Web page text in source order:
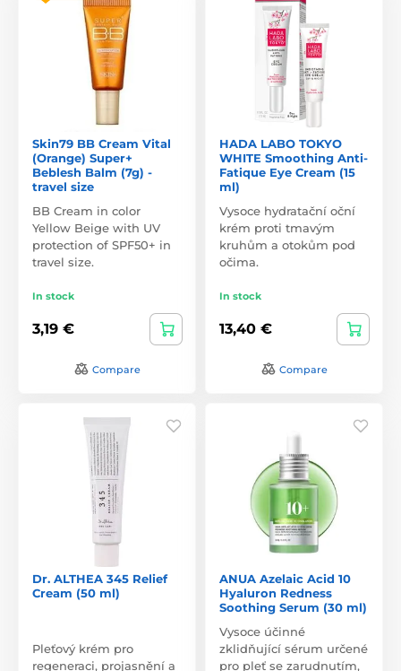
Skin79 BB Cream Vital
(Orange) Super+
Beblesh Balm (7g) -
travel size
BB Cream in color
Yellow Beige with UV
protection of SPF50+ in
travel size.
In stock
3,19 €
Compare
HADA LABO TOKYO
WHITE Smoothing Anti-
Fatique Eye Cream (15
ml)
Vysoce hydratační oční
krém proti tmavým
kruhům a otokům pod
očima.
In stock
13,40 €
Compare
Dr. ALTHEA 345 Relief
Cream (50 ml)
Pleťový krém pro
regeneraci, projasnění a
ANUA Azelaic Acid 10
Hyaluron Redness
Soothing Serum (30 ml)
Vysoce účinné
zklidňující sérum určené
pro pleť se zarudnutím,